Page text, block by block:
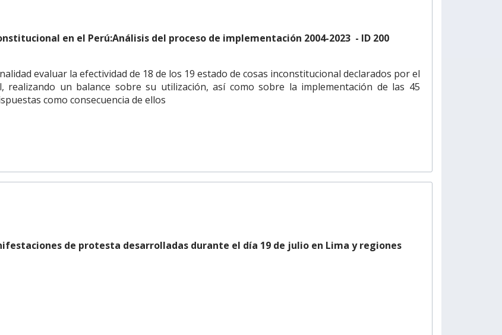
en el Perú:Análisis del proceso de implementación 2004-2023 - ID 200
evaluar la efectividad de 18 de los 19 estado de cosas inconstitucional declarados por el
realizando un balance sobre su utilización, así como sobre la implementación de las 45
como consecuencia de ellos
de protesta desarrolladas durante el día 19 de julio en Lima y regiones